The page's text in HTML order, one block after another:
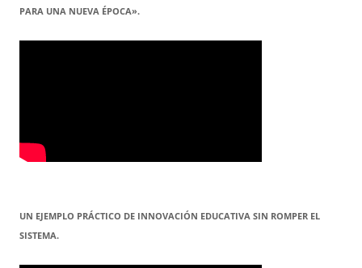
PARA UNA NUEVA ÉPOCA».
UN EJEMPLO PRÁCTICO DE INNOVACIÓN EDUCATIVA SIN ROMPER EL
SISTEMA.